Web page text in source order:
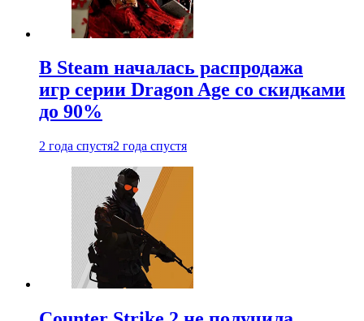
В Steam началась распродажа
игр серии Dragon Age со скидками
до 90%
2 года спустя2 года спустя